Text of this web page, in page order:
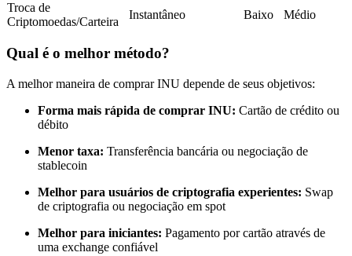
Junte-se aos principais traders
Desfrute da partilha de lucros e comissões de copy trading
Troca de
Criptomoedas/Carteira
Instantâneo Baixo Médio
Qual é o melhor método?
A melhor maneira de comprar INU depende de seus objetivos:
Forma mais rápida de comprar INU: Cartão de crédito ou
débito
Menor taxa: Transferência bancária ou negociação de
stablecoin
Melhor para usuários de criptografia experientes: Swap
de criptografia ou negociação em spot
Melhor para iniciantes: Pagamento por cartão através de
uma exchange confiável